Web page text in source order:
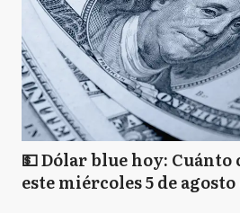
💵 Dólar blue hoy:
este miércoles 5 de agosto